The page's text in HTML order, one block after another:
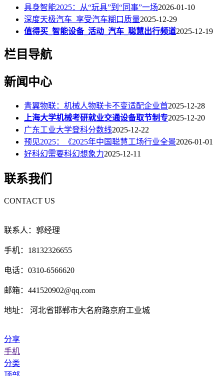
具身智能2025：从“玩具”到“同事”一场2026-01-10
深度天极汽车_享受汽车糊口质量2025-12-29
值得买_智能设备_活动_汽车_聪慧出行频道2025-12-19
栏目导航
新闻中心
青翼物联：机械人物联卡不变适配企业首2025-12-28
上海大学机械考研就业交通设备取节制专2025-12-20
广东工业大学登科分数线2025-12-22
预见2025：《2025年中国聪慧工场行业全景2026-01-01
好科幻需要科幻想象力2025-12-11
联系我们
CONTACT US
联系人：郭经理
手机：18132326655
电话：0310-6566620
邮箱：441520902@qq.com
地址： 河北省邯郸市大名府路京府工业城
分享
手机
分类